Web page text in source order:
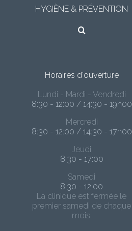
HYGIÈNE & PRÉVENTION
Horaires d'ouverture
Lundi - Mardi - Vendredi
8:30 - 12:00 / 14:30 - 19h00
Mercredi
8:30 - 12:00 / 14:30 - 17h00
Jeudi
8:30 - 17:00
Samedi
8:30 - 12:00
La clinique est fermée le
premier samedi de chaque
mois.